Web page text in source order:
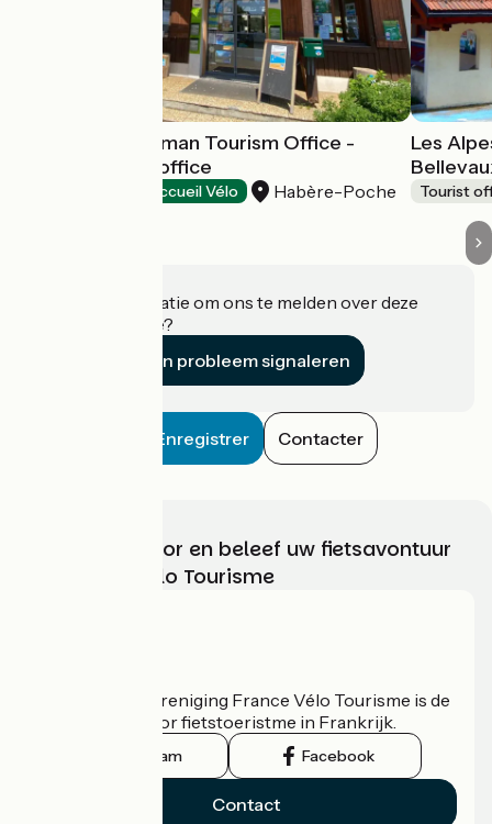
Les Alpes du Léman Tourism Office -
Habère-Poche office
Accueil Vélo Habère-Poche
Les
Tourist
Heeft u informatie om ons te melden over deze
accommodatie?
Een probleem signaleren
Enregistrer Contacter
Kies, bereid voor en beleef uw fietsavontuur
met France Vélo Tourisme
De nationale vereniging France Vélo Tourisme is de
officiële gids voor fietstoeristme in Frankrijk.
Instagram Facebook
Contact